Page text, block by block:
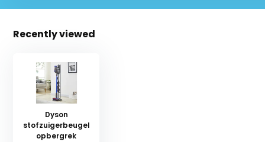
Recently viewed
Dyson
stofzuigerbeugel
opbergrek